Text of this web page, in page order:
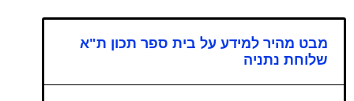
מבט מהיר למידע על בית ספר תכון ת"א
שלוחת נתניה